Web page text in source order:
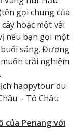
gọi chung của
hoặc một vài
nếu bạn gọi một
sáng. Đương
trải nghiệm
happytour du
– Tô Châu
của Penang với